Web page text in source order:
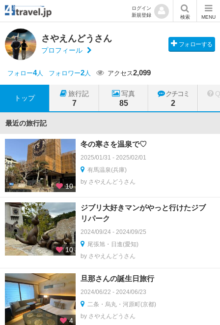
ログイン
新規登録
検索 MENU
さやえんどうさん
プロフィール
フォローする
フォロー4人 フォロワー2人 アクセス2,099
トップ
旅行記
7
写真
85
クチコミ
2
最近の旅行記
10
冬の寒さを温泉で♡
2025/01/31 - 2025/02/01
有馬温泉(兵庫)
by さやえんどうさん
10
ジブリ大好きマンがやっと行けたジブ
リパーク
2024/09/24 - 2024/09/25
尾張旭・日進(愛知)
by さやえんどうさん
4
旦那さんの誕生日旅行
2024/06/22 - 2024/06/23
二条・烏丸・河原町(京都)
by さやえんどうさん